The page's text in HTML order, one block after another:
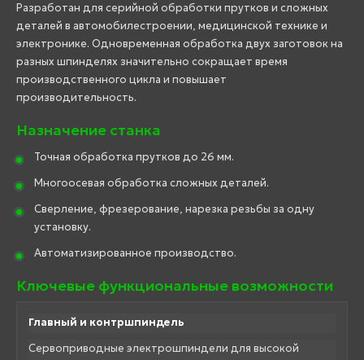
Разработан для серийной обработки прутков и сложных
деталей в автомобилестроении, медицинской технике и
электронике. Одновременная обработка двух заготовок на
разных шпинделях значительно сокращает время
производственного цикла и повышает
производительность.
Назначение станка
Точная обработка прутков до 26 мм.
Многоосевая обработка сложных деталей.
Сверление, фрезерование, нарезка резьбы за одну
установку.
Автоматизированное производство.
Ключевые функциональные возможности
Главный и контршпиндель
Сервоприводные электрошпиндели для высокой